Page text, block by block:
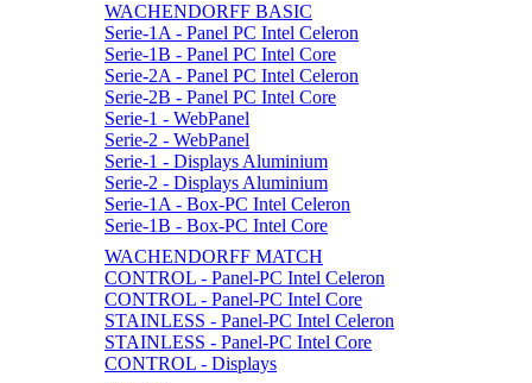
WACHENDORFF BASIC
Serie-1A - Panel PC Intel Celeron
Serie-1B - Panel PC Intel Core
Serie-2A - Panel PC Intel Celeron
Serie-2B - Panel PC Intel Core
Serie-1 - WebPanel
Serie-2 - WebPanel
Serie-1 - Displays Aluminium
Serie-2 - Displays Aluminium
Serie-1A - Box-PC Intel Celeron
Serie-1B - Box-PC Intel Core
WACHENDORFF MATCH
CONTROL - Panel-PC Intel Celeron
CONTROL - Panel-PC Intel Core
STAINLESS - Panel-PC Intel Celeron
STAINLESS - Panel-PC Intel Core
CONTROL - Displays